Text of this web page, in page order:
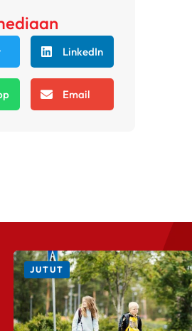
LinkedIn
Email
JUTUT